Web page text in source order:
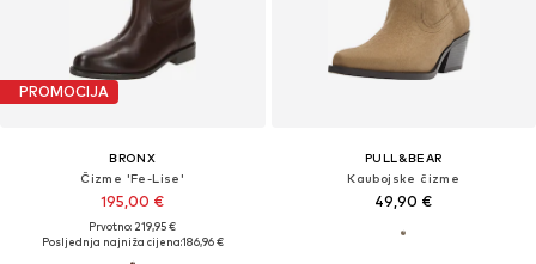
PROMOCIJA
BRONX
Čizme 'Fe-Lise'
195,00 €
Prvotno: 219,95 €
Posljednja najniža cijena:186,96 €
PULL&BEAR
Kaubojske čizme
49,90 €